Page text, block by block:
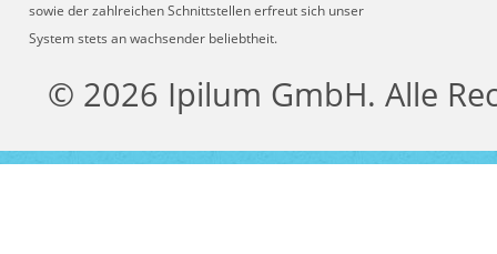
sowie der zahlreichen Schnittstellen erfreut sich unser
System stets an wachsender beliebtheit.
© 2026 Ipilum GmbH. Alle